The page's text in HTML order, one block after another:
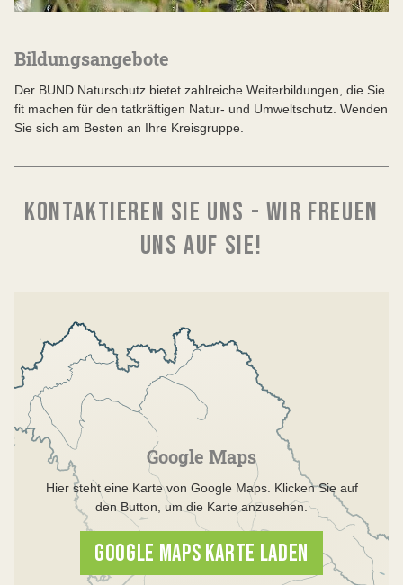
Bildungsangebote
Der BUND Naturschutz bietet zahlreiche Weiterbildungen, die Sie
fit machen für den tatkräftigen Natur- und Umweltschutz. Wenden
Sie sich am Besten an Ihre Kreisgruppe.
KONTAKTIEREN SIE UNS - WIR FREUEN
UNS AUF SIE!
Google Maps
Hier steht eine Karte von Google Maps. Klicken Sie auf
den Button, um die Karte anzusehen.
GOOGLE MAPS KARTE LADEN